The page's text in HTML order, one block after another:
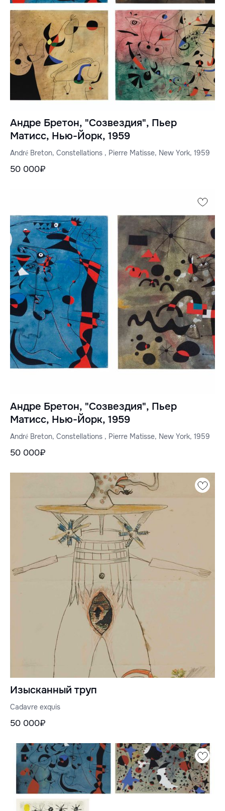
Андре Бретон, "Созвездия", Пьер
Матисс, Нью-Йорк, 1959
André Breton, Constellations , Pierre Matisse, New York, 1959
50 000₽
Андре Бретон, "Созвездия", Пьер
Матисс, Нью-Йорк, 1959
André Breton, Constellations , Pierre Matisse, New York, 1959
50 000₽
Изысканный труп
Cadavre exquis
50 000₽